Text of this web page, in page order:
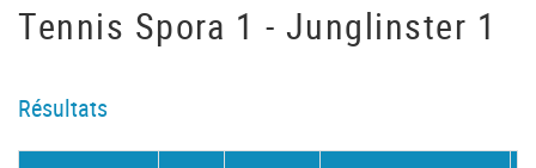
Tennis Spora 1 - Junglinster 1
Résultats